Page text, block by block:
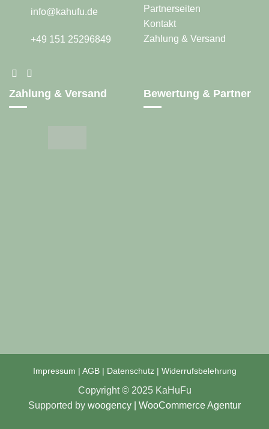
info@kahufu.de
+49 151 25296849
Partnerseiten
Kontakt
Zahlung & Versand
Zahlung & Versand Bewertung & Partner
Impressum | AGB| Datenschutz| Widerrufsbelehrung
Copyright © 2025 KaHuFu
Supported by woogency | WooCommerceAgentur